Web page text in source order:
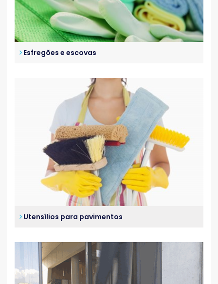
Esfregões e escovas
Utensílios para pavimentos